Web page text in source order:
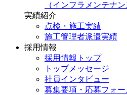
（インフラメンテナ
実績紹介
点検・施工実績
施工管理者派遣実績
採用情報
採用情報トップ
トップメッセージ
社員インタビュー
募集要項・応募フォー